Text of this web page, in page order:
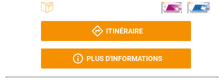
ITINÉRAIRE
PLUS D'INFORMATIONS